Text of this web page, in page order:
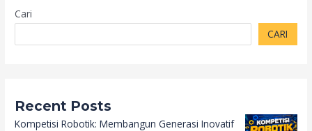
Cari
CARI
Recent Posts
Kompetisi Robotik: Membangun Generasi Inovatif